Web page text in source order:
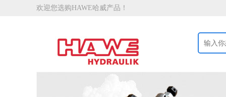
欢迎您选购HAWE哈威产品！